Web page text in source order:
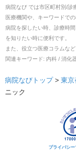
病院なび では市区町村別/診
医療機関や、キーワードでの
病院を探したい時、診療時
を知りたい時に便利です。
また、役立つ医療コラムな
関連キーワード: 内科 / 消化
病院なびトップ> 東京
ニック
プライバシ